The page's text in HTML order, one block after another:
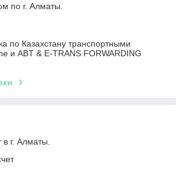
по г. Алматы.
по Казахстану транспортными
и ABT & E-TRANS FORWARDING
г. Алматы.